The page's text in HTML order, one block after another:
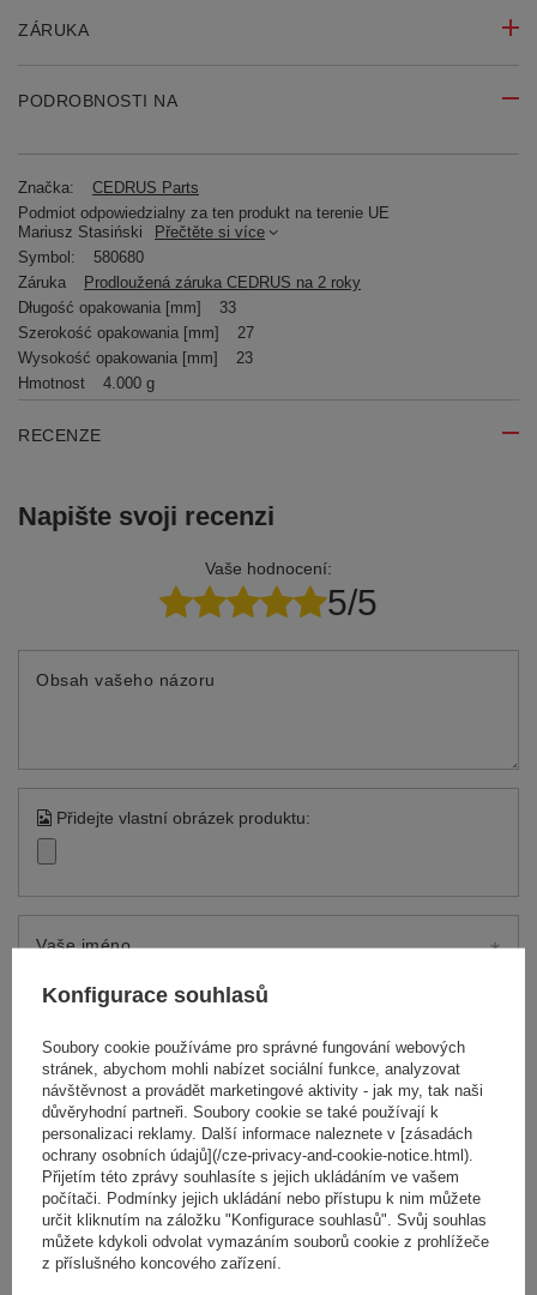
ZÁRUKA
PODROBNOSTI NA
Značka:
CEDRUS Parts
Podmiot odpowiedzialny za ten produkt na terenie UE
Mariusz Stasiński
Přečtěte si více
Symbol:
580680
Záruka
Prodloužená záruka CEDRUS na 2 roky
Długość opakowania [mm]
33
Szerokość opakowania [mm]
27
Wysokość opakowania [mm]
23
Hmotnost
4.000 g
RECENZE
Napište svoji recenzi
Vaše hodnocení:
5/5
Obsah vašeho názoru
Přidejte vlastní obrázek produktu:
Vaše jméno
Odeslat zpětnou vazbu
POLOŽIT OTÁZKU
Potřebujete pomoc? Máte otázky?
Konfigurace souhlasů
Soubory cookie používáme pro správné fungování webových
stránek, abychom mohli nabízet sociální funkce, analyzovat
návštěvnost a provádět marketingové aktivity - jak my, tak naši
důvěryhodní partneři. Soubory cookie se také používají k
personalizaci reklamy. Další informace naleznete v [zásadách
ochrany osobních údajů](/cze-privacy-and-cookie-notice.html).
Přijetím této zprávy souhlasíte s jejich ukládáním ve vašem
počítači. Podmínky jejich ukládání nebo přístupu k nim můžete
určit kliknutím na záložku "Konfigurace souhlasů". Svůj souhlas
můžete kdykoli odvolat vymazáním souborů cookie z prohlížeče
z příslušného koncového zařízení.